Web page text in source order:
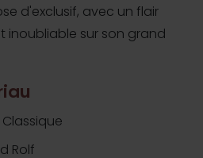
d'exclusif, avec un flair
inoubliable sur son grand
Rolf